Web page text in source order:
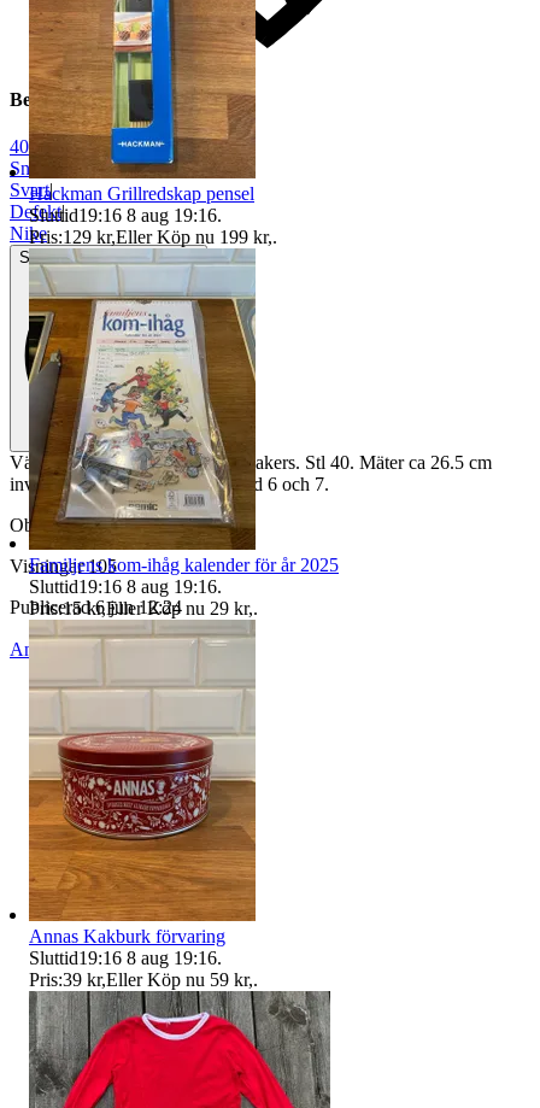
Beskrivning
40
Sneakers
Svart|
Defekt|
Nike
Skadad eller fungerar inte
Välanvända Svarta Nike Air sneakers. Stl 40. Mäter ca 26.5 cm
invändigt. Obs: Se skador på bild 6 och 7.
Objektnr 735 095 727
Visningar 105
Publicerad 6 jun 12:24
Anmäl
Hackman Grillredskap pensel
Sluttid19:16 8 aug 19:16.
Pris:129 kr,Eller Köp nu 199 kr,.
Familjens kom-ihåg kalender för år 2025
Sluttid19:16 8 aug 19:16.
Pris:15 kr,Eller Köp nu 29 kr,.
Annas Kakburk förvaring
Sluttid19:16 8 aug 19:16.
Pris:39 kr,Eller Köp nu 59 kr,.